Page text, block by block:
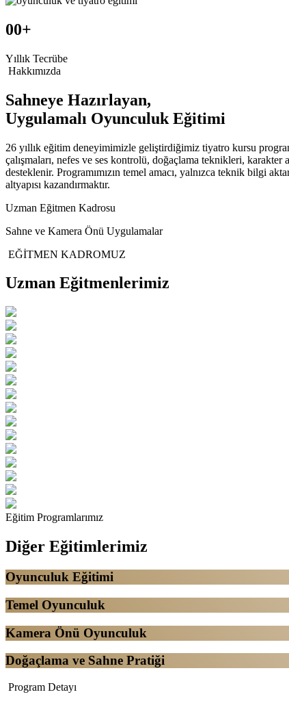
00+
Yıllık Tecrübe
Hakkımızda
Sahneye Hazırlayan,
Uygulamalı Oyunculuk Eğitimi
26 yıllık eğitim deneyimimizle geliştirdiğimiz tiyatro kursu
çalışmaları, nefes ve ses kontrolü, doğaçlama teknikleri,
desteklenir. Programımızın temel amacı, yalnızca teknik bilgi
altyapısı kazandırmaktır.
Uzman Eğitmen Kadrosu
Sahne ve Kamera Önü Uygulamalar
EĞİTMEN KADROMUZ
Uzman Eğitmenlerimiz
Eğitim Programlarımız
Diğer Eğitimlerimiz
Oyunculuk Eğitimi
Temel Oyunculuk
Kamera Önü Oyunculuk
Doğaçlama ve Sahne Pratiği
Program Detayı